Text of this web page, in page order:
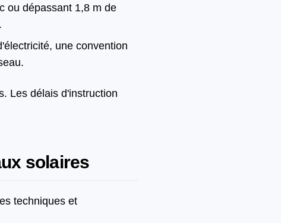
ou dépassant 1,8 m de
une convention
Les délais d'instruction
solaires
techniques et